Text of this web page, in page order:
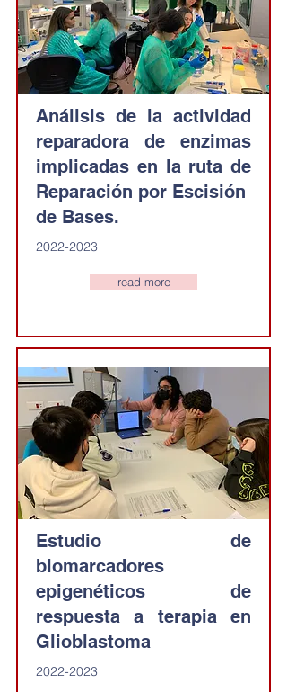
Análisis de la actividad
reparadora de enzimas
implicadas en la ruta de
Reparación por Escisión
de Bases.
2022-2023
read more
Estudio de
biomarcadores
epigenéticos de
respuesta a terapia en
Glioblastoma
2022-2023